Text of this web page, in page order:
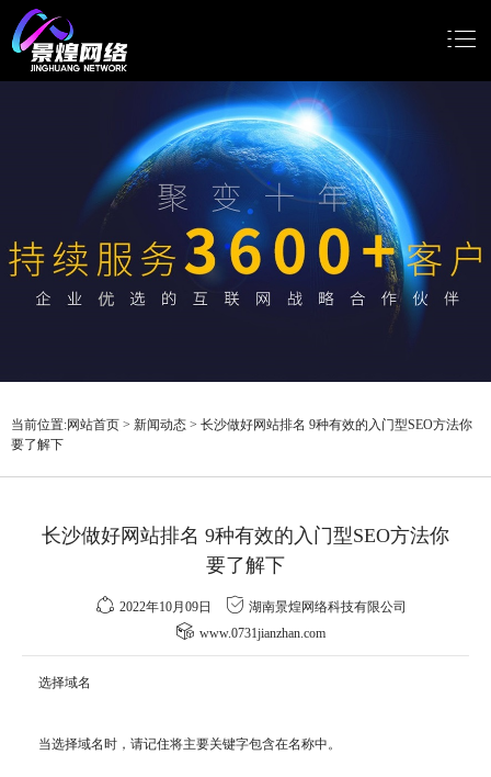
小程序开发
Google推广
关于我们
当前位置:网站首页 > 新闻动态 > 长沙做好网站排名 9种有效的入门型SEO方法你
要了解下
长沙做好网站排名 9种有效的入门型SEO方法你
要了解下
2022年10月09日
湖南景煌网络科技有限公司
www.0731jianzhan.com
选择域名
当选择域名时，请记住将主要关键字包含在名称中。